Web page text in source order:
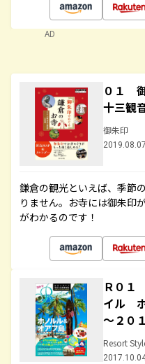
AD
０１
十三観
御朱印
鎌倉の観光といえば、季節
りません。お寺には御朱印
がわかるのです！
Ｒ０１
イル
～２０
Resort